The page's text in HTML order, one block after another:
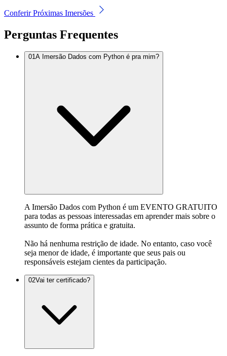
Conferir Próximas Imersões
Perguntas Frequentes
01A Imersão Dados com Python é pra mim?
A Imersão Dados com Python é um EVENTO GRATUITO
para todas as pessoas interessadas em aprender mais sobre o
assunto de forma prática e gratuita.
Não há nenhuma restrição de idade. No entanto, caso você
seja menor de idade, é importante que seus pais ou
responsáveis estejam cientes da participação.
02Vai ter certificado?